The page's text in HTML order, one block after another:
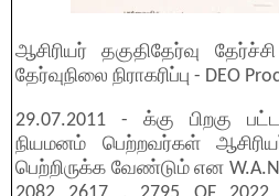
ஆசிரியர் தகுதிதேர்வு
தேர்வுநிலை நிராகரிப்பு - DEO
29.07.2011 - க்கு பிறகு
நியமனம் பெற்றவர்கள்
பெற்றிருக்க வேண்டும் என